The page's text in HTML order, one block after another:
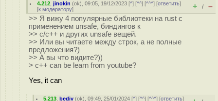
4.212 ,jinokin (ok), 09:05, 19/12/2023 [^] [^^] [^^^] [ответить]
[к модератору] + / –
>> Я вижу 4 популярные библиотеки на rust с
применением unsafe, биндингов к
>> c/c++ и других unsafe вещей.
>> Или вы читаете между строк, а не полные
предложения?)
>> А вы что видите?))
> c++ can be learn from youtube?
Yes, it can
5.213 ,bediv (ok), 09:49, 25/01/2024 [^] [^^] [^^^] [ответить]